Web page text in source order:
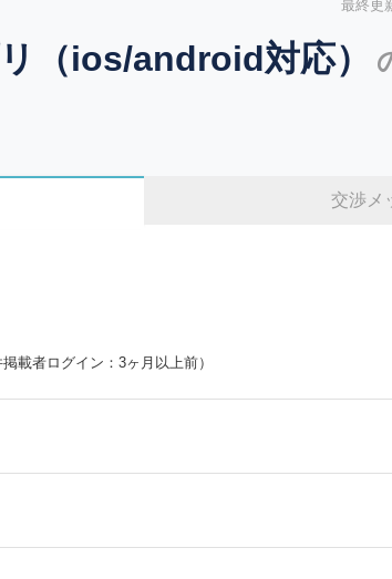
最終更
（ios/android対応）
交渉メ
掲載者ログイン：3ヶ月以上前）